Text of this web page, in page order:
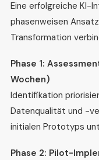
Eine erfolgreiche KI-
phasenweisen
Transformation
Phase 1:
Wochen)
Identifikation
Datenqualität und -
initialen Prototyps
Phase 2: Pilot-